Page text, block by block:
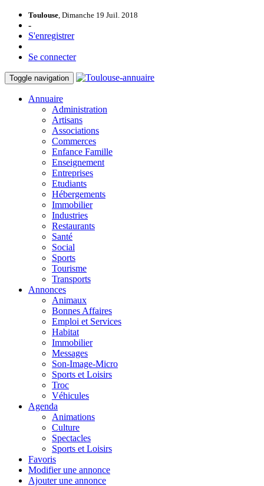
Toulouse, Dimanche 19 Juil. 2018
-
S'enregistrer
Se connecter
Toggle navigation
Annuaire
Administration
Artisans
Associations
Commerces
Enfance Famille
Enseignement
Entreprises
Etudiants
Hébergements
Immobilier
Industries
Restaurants
Santé
Social
Sports
Tourisme
Transports
Annonces
Animaux
Bonnes Affaires
Emploi et Services
Habitat
Immobilier
Messages
Son-Image-Micro
Sports et Loisirs
Troc
Véhicules
Agenda
Animations
Culture
Spectacles
Sports et Loisirs
Favoris
Modifier une annonce
Ajouter une annonce